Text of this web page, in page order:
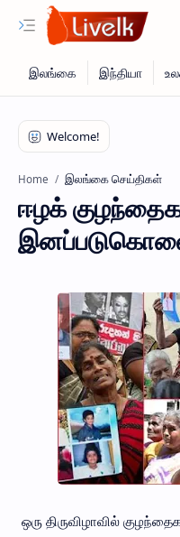
Home இலங்கை செய்திகள்
ஈழக்
ஒரு திருவிழாவில்